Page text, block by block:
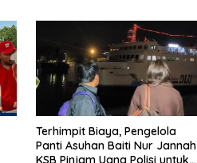
Terhimpit Biaya, Pengelola
Panti Asuhan Baiti Nur Jannah
KSB Pinjam Uang Polisi untuk